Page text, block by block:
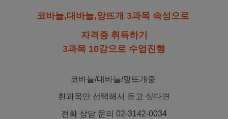
코바늘,대바늘,망뜨개 3과목 속성으로
자격증 취득하기
3과목 10강으로 수업진행
코바늘/대바늘/망뜨개중
한과목만 선택해서 듣고 싶다면
전화 상담 문의 02-3142-0034